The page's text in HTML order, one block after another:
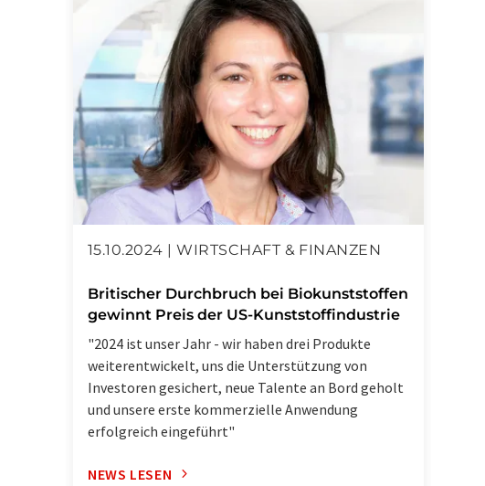
15.10.2024 | WIRTSCHAFT & FINANZEN
Britischer Durchbruch bei Biokunststoffen
gewinnt Preis der US-Kunststoffindustrie
"2024 ist unser Jahr - wir haben drei Produkte
weiterentwickelt, uns die Unterstützung von
Investoren gesichert, neue Talente an Bord geholt
und unsere erste kommerzielle Anwendung
erfolgreich eingeführt"
NEWS LESEN